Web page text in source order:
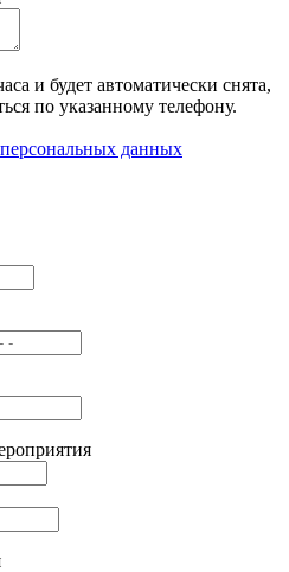
и будет автоматически снята,
по указанному телефону.
персональных данных